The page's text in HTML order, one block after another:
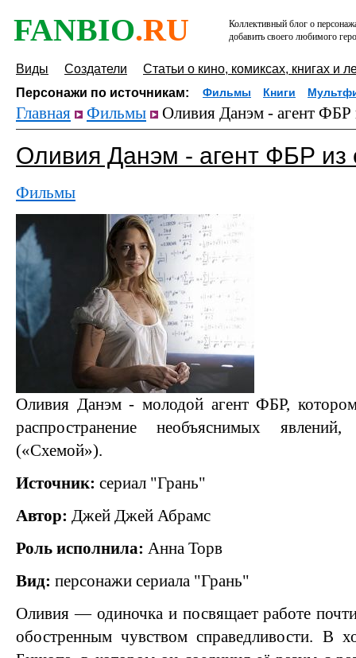
FANBIO.RU
Коллективный блог о
добавить своего любимого
Виды Создатели
Статьи о кино, комиксах, книгах и
Персонажи по источникам:
Фильмы Книги
Главная Фильмы Оливия Данэм - агент ФБР
Оливия Данэм - агент ФБР из
Фильмы
Оливия Данэм - молодой агент ФБР,
распространение необъяснимых
(«Схемой»).
Источник: сериал "Грань"
Автор: Джей Джей Абрамс
Роль исполнила: Анна Торв
Вид: персонажи сериала "Грань"
Оливия — одиночка и посвящает работе
обостренным чувством справедливости. В